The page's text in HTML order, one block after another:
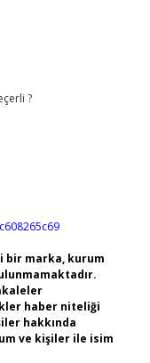
?
bir marka, kurum
haber niteliği
hakkında
ve kişiler ile isim